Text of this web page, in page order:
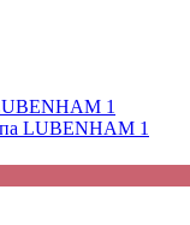
LUBENHAM 1